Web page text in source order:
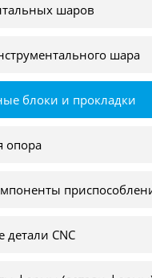
шаров
шара
блоки и прокладки
опора
CNC